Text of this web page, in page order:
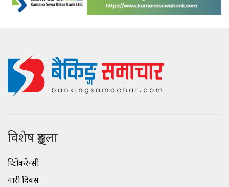
विशेष शृङ्खला
क्रिप्टोकरेन्सी
नारी दिवस